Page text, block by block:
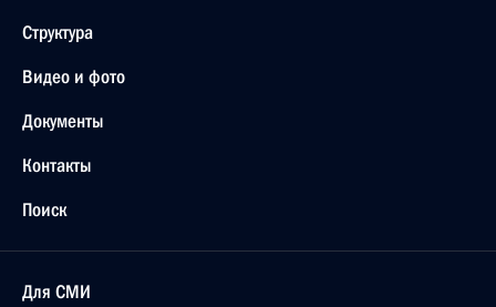
Структура
Видео и фото
Документы
Контакты
Поиск
Для СМИ